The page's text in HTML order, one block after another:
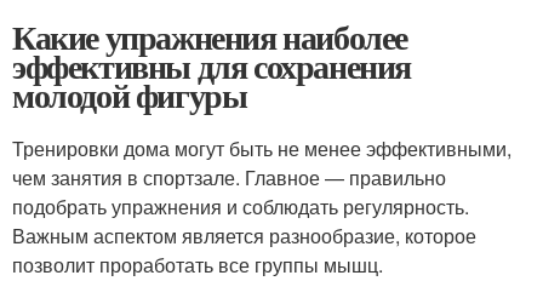
Какие упражнения наиболее
эффективны для сохранения
молодой фигуры
Тренировки дома могут быть не менее эффективными,
чем занятия в спортзале. Главное — правильно
подобрать упражнения и соблюдать регулярность.
Важным аспектом является разнообразие, которое
позволит проработать все группы мышц.